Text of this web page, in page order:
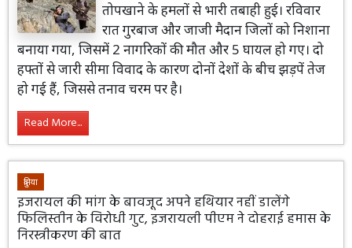
तोपखाने के हमलों से भारी तबाही हुई। रविवार
रात गुरबाज और जाजी मैदान जिलों को निशाना
बनाया गया, जिसमें 2 नागरिकों की मौत और 5 घायल हो गए। दो
हफ्तों से जारी सीमा विवाद के कारण दोनों देशों के बीच झड़पें तेज
हो गई हैं, जिससे तनाव चरम पर है।
Read More...
दुनिया
इजरायल की मांग के बावजूद अपने हथियार नहीं डालेंगे
फिलिस्तीन के विरोधी गुट, इजरायली पीएम ने दोहराई हमास के
निरस्त्रीकरण की बात